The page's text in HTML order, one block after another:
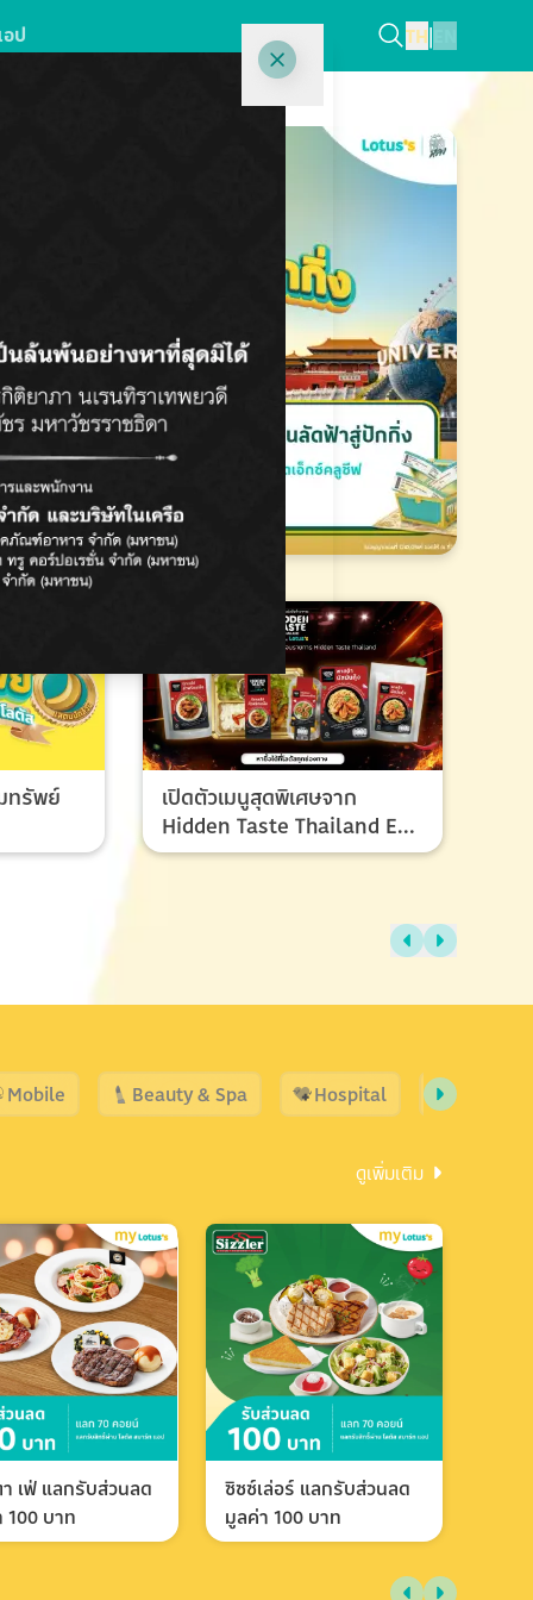
ป TH|
ทรัพย์
เปิดตัวเมนูสุดพิเศษจาก
Hidden Taste Thailand EP
8 เมนูของผู้ชนะและรองชนะ
กร
Mobile Beauty & Spa Hospital Shopping
ดูเพิ่มเติม
เฟ่ แลกรับส่วนลด
100 บาท
ซิซซ์เล่อร์ แลกรับส่วนลด
มูลค่า 100 บาท